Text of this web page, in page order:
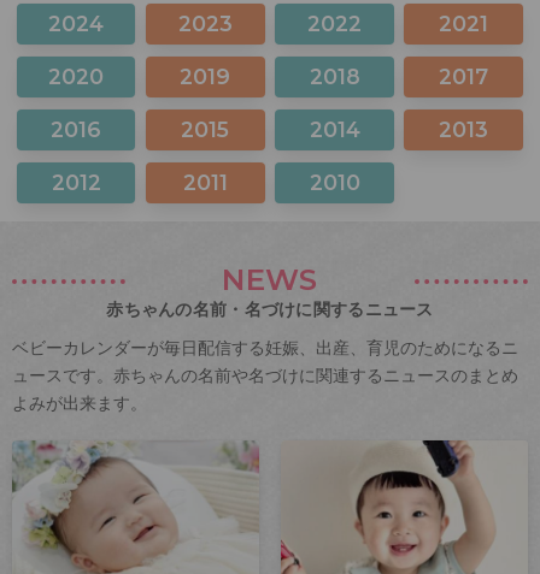
2024 2023 2022 2021
2020 2019 2018 2017
2016 2015 2014 2013
2012 2011 2010
NEWS
赤ちゃんの名前・名づけに関するニュース
ベビーカレンダーが毎日配信する妊娠、出産、育児のためになるニ
ュースです。赤ちゃんの名前や名づけに関連するニュースのまとめ
よみが出来ます。